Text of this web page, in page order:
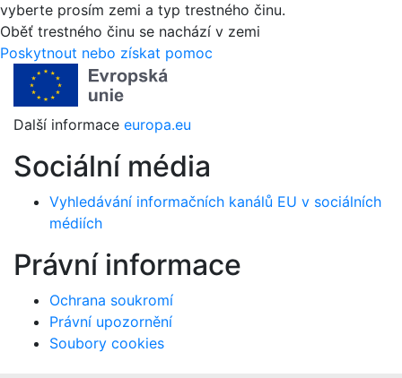
vyberte prosím zemi a typ trestného činu.
Oběť trestného činu se nachází v zemi
Poskytnout nebo získat pomoc
Další informace europa.eu
Sociální média
Vyhledávání informačních kanálů EU v sociálních
médiích
Právní informace
Ochrana soukromí
Právní upozornění
Soubory cookies